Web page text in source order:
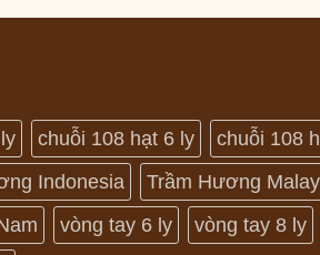
chuỗi 108 hạt 6 ly chuỗi 108
Indonesia Trầm Hương
vòng tay 6 ly vòng tay 8 ly